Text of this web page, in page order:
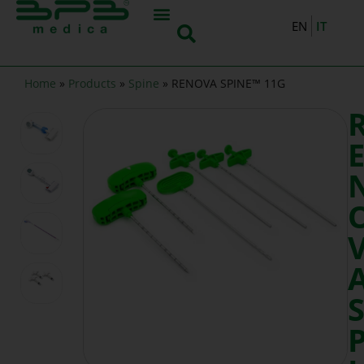
EN IT
Home » Products » Spine » RENOVA SPINE™ 11G
E
S